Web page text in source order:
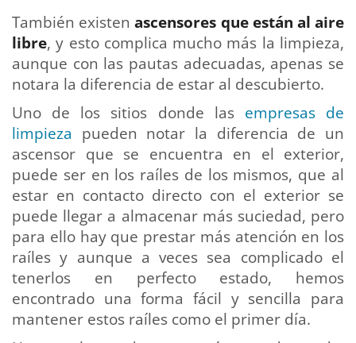
También existenascensores que están al aire
libre, y esto complica mucho más la limpieza,
aunque con las pautas adecuadas, apenas se
notara la diferencia de estar al descubierto.
Uno de los sitios donde las empresas de
limpieza pueden notar la diferencia de un
ascensor que se encuentra en el exterior,
puede ser en los raíles de los mismos, que al
estar en contacto directo con el exterior se
puede llegar a almacenar más suciedad, pero
para ello hay que prestar más atención en los
raíles y aunque a veces sea complicado el
tenerlos en perfecto estado, hemos
encontrado una forma fácil y sencilla para
mantener estos raíles como el primer día.